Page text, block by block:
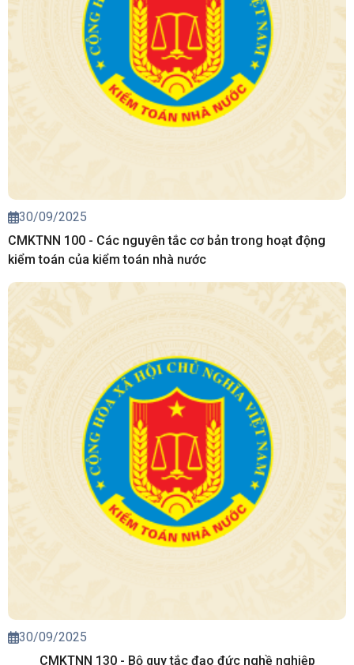
30/09/2025
CMKTNN 100 - Các nguyên tắc cơ bản trong hoạt động
kiểm toán của kiểm toán nhà nước
30/09/2025
CMKTNN 130 - Bộ quy tắc đạo đức nghề nghiệp